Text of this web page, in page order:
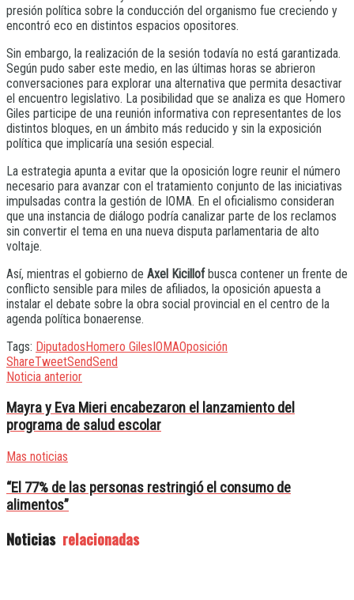
presión política sobre la conducción del organismo fue creciendo y
encontró eco en distintos espacios opositores.
Sin embargo, la realización de la sesión todavía no está garantizada.
Según pudo saber este medio, en las últimas horas se abrieron
conversaciones para explorar una alternativa que permita desactivar
el encuentro legislativo. La posibilidad que se analiza es que Homero
Giles participe de una reunión informativa con representantes de los
distintos bloques, en un ámbito más reducido y sin la exposición
política que implicaría una sesión especial.
La estrategia apunta a evitar que la oposición logre reunir el número
necesario para avanzar con el tratamiento conjunto de las iniciativas
impulsadas contra la gestión de IOMA. En el oficialismo consideran
que una instancia de diálogo podría canalizar parte de los reclamos
sin convertir el tema en una nueva disputa parlamentaria de alto
voltaje.
Así, mientras el gobierno de Axel Kicillofbusca contener un frente de
conflicto sensible para miles de afiliados, la oposición apuesta a
instalar el debate sobre la obra social provincial en el centro de la
agenda política bonaerense.
Tags: Diputados Homero Giles IOMAOposición
ShareTweetSendSend
Noticia anterior
Mayra y Eva Mieri encabezaron el lanzamiento del
programa de salud escolar
Mas noticias
“El 77% de las personas restringió el consumo de
alimentos”
Noticias relacionadas